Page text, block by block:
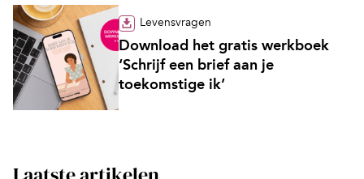
Levensvragen
Download het gratis werkboek
‘Schrijf een brief aan je
toekomstige ik’